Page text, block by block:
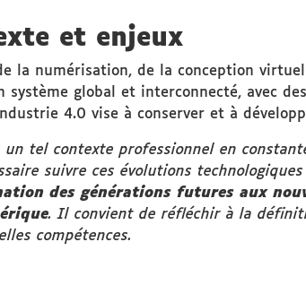
et enjeux
la numérisation, de la conception
système global et interconnecté, avec
4.0 vise à conserver et à
un tel contexte professionnel en
suivre ces évolutions
des générations futures aux
. Il convient de réfléchir à la
compétences.